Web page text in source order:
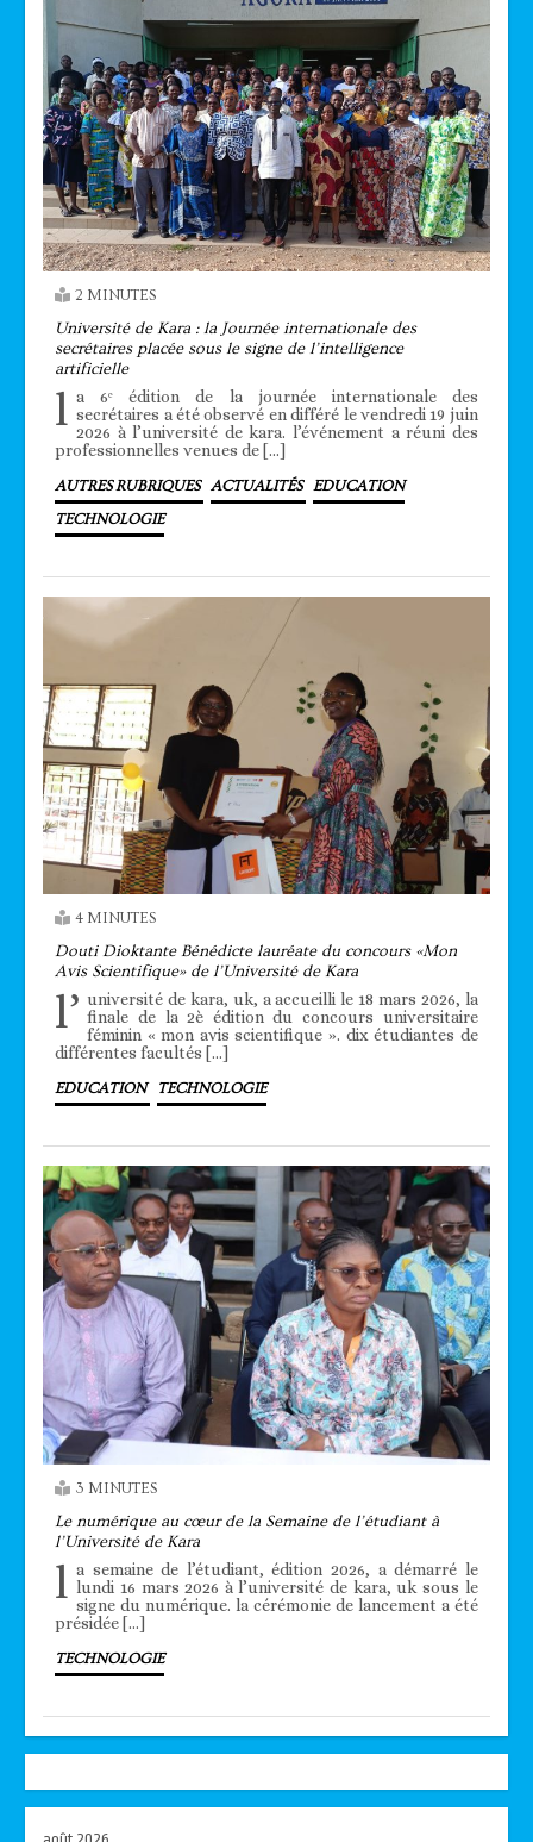
2 MINUTES
Université de Kara : la Journée internationale des
secrétaires placée sous le signe de l’intelligence
artificielle
l a 6ᵉ édition de la journée internationale des
secrétaires a été observé en différé le vendredi 19 juin
2026 à l’université de kara. l’événement a réuni des
professionnelles venues de […]
AUTRES RUBRIQUES ACTUALITÉS EDUCATION
TECHNOLOGIE
4 MINUTES
Douti Dioktante Bénédicte lauréate du concours «Mon
Avis Scientifique» de l’Université de Kara
l’ université de kara, uk, a accueilli le 18 mars 2026, la
finale de la 2è édition du concours universitaire
féminin « mon avis scientifique ». dix étudiantes de
différentes facultés […]
EDUCATION TECHNOLOGIE
3 MINUTES
Le numérique au cœur de la Semaine de l’étudiant à
l’Université de Kara
l a semaine de l’étudiant, édition 2026, a démarré le
lundi 16 mars 2026 à l’université de kara, uk sous le
signe du numérique. la cérémonie de lancement a été
présidée […]
TECHNOLOGIE